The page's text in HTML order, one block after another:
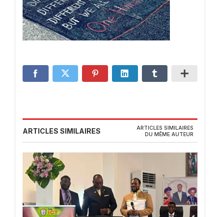
ARTICLES SIMILAIRES
ARTICLES SIMILAIRES
DU MÊME AUTEUR